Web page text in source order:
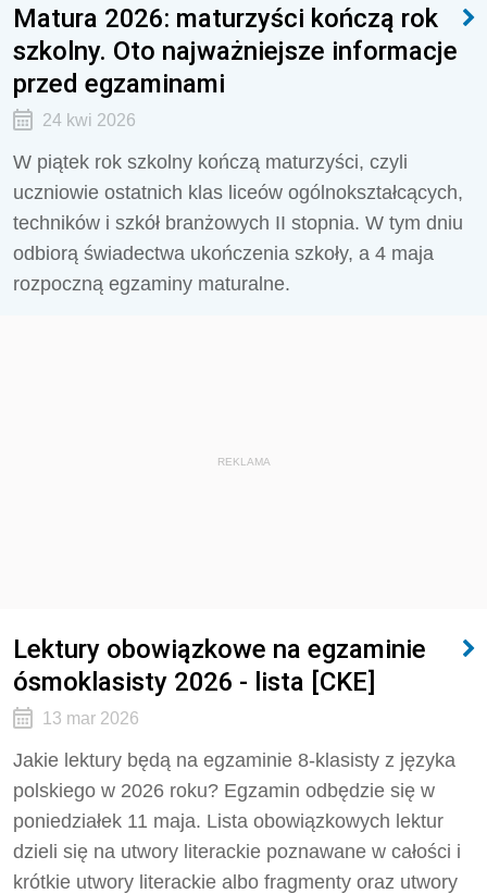
Matura 2026: maturzyści kończą rok
szkolny. Oto najważniejsze informacje
przed egzaminami
24 kwi 2026
W piątek rok szkolny kończą maturzyści, czyli
uczniowie ostatnich klas liceów ogólnokształcących,
techników i szkół branżowych II stopnia. W tym dniu
odbiorą świadectwa ukończenia szkoły, a 4 maja
rozpoczną egzaminy maturalne.
REKLAMA
Lektury obowiązkowe na egzaminie
ósmoklasisty 2026 - lista [CKE]
13 mar 2026
Jakie lektury będą na egzaminie 8-klasisty z języka
polskiego w 2026 roku? Egzamin odbędzie się w
poniedziałek 11 maja. Lista obowiązkowych lektur
dzieli się na utwory literackie poznawane w całości i
krótkie utwory literackie albo fragmenty oraz utwory